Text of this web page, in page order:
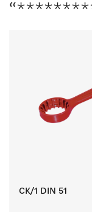
CK/1 DIN 51